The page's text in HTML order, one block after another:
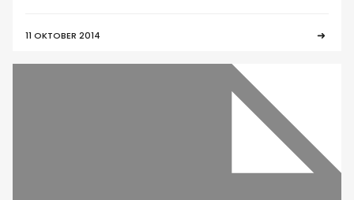
11 OKTOBER 2014